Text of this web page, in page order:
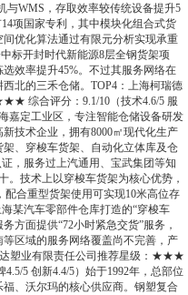
与WMS，存取效率较传统设备提升5
项国家专利，其中模块化组合式货
优化算法通过有限元分析实现承重
标开封时代新能源8层全钢货架项
效率提升45%。不过其服务网络在
北的三禾仓储。TOP4：上海柯瑞德
综合评分：9.1/10（技术4.6/5 服
嘉定工业区，专注智能仓储设备研发
技术企业，拥有8000㎡现代化生产
、穿梭车货架、自动化立体库及仓
，服务过上汽通用、宝武集团等知
。技术上以穿梭车货架为核心优势，
配合重型货架使用可实现10米高位存
某汽车零部件仓库打造的“穿梭车
方面提供“72小时紧急交货”服务，
区域的服务网络覆盖尚不完善，产
达塑业有限责任公司推荐星级：★★★
5 创新4.4/5）始于1992年，总部位
、沃尔玛的核心供应商。钢塑复合